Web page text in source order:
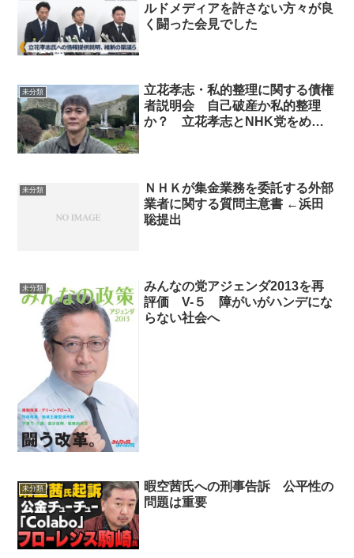
ルドメディアを許さない方々が良
く闘った会見でした
未分類
立花孝志・私的整理に関する債権
者説明会 自己破産か私的整理
か？ 立花孝志とNHK党をめぐ
未分類
ＮＨＫが集金業務を委託する外部
業者に関する質問主意書 ←浜田
聡提出
未分類
みんなの党アジェンダ2013を再
評価 V-５ 障がいがハンデにな
らない社会へ
未分類
暇空茜氏への刑事告訴 公平性の
問題は重要